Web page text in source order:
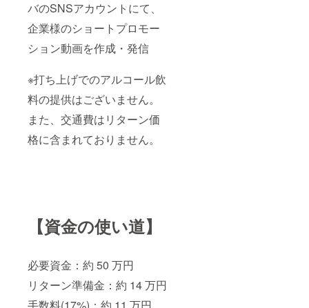
バのSNSアカウントにて、
企業様のショートプロモー
ション動画を作成・発信
※打ち上げでのアルコール飲
料の提供はございません。
また、交通費はリターン価
格に含まれておりません。
【資金の使い道】
必要資金：約 50 万円
リターン準備金：約 14 万円